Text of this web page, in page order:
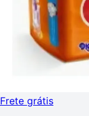
Frete grátis